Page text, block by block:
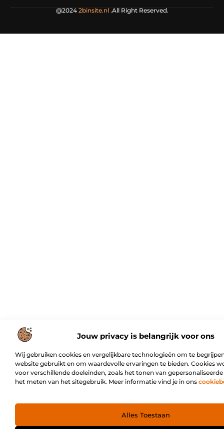
Jouw privacy is belangrijk voor ons
Wij gebruiken cookies en vergelijkbare technologieën om te
website gebruikt en om waardevolle ervaringen te bieden. Cookies
voor verschillende doeleinden, zoals het tonen van
het meten van het sitegebruik. Meer informatie vind je in ons
Alles Toestaan
@2024 2binsite.nl.All Right Reserved.